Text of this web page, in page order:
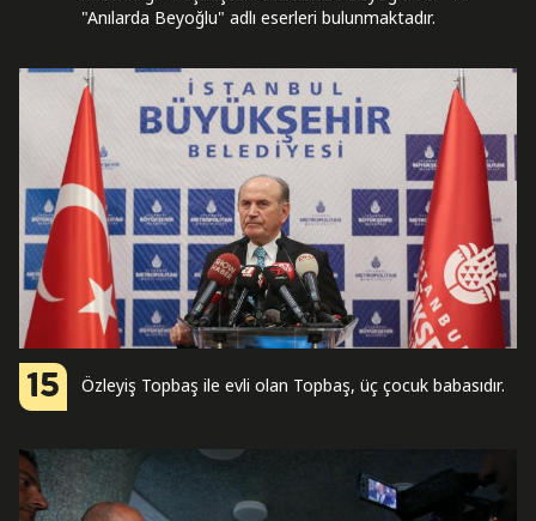
"Anılarda Beyoğlu" adlı eserleri bulunmaktadır.
15 Özleyiş Topbaş ile evli olan Topbaş, üç çocuk babasıdır.